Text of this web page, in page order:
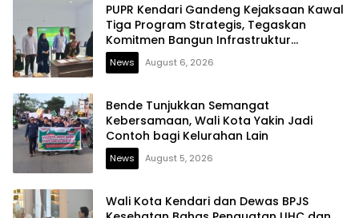
PUPR Kendari Gandeng Kejaksaan Kawal
Tiga Program Strategis, Tegaskan
Komitmen Bangun Infrastruktur
Berintegritas
News August 6, 2026
Bende Tunjukkan Semangat
Kebersamaan, Wali Kota Yakin Jadi
Contoh bagi Kelurahan Lain
News August 5, 2026
Wali Kota Kendari dan Dewas BPJS